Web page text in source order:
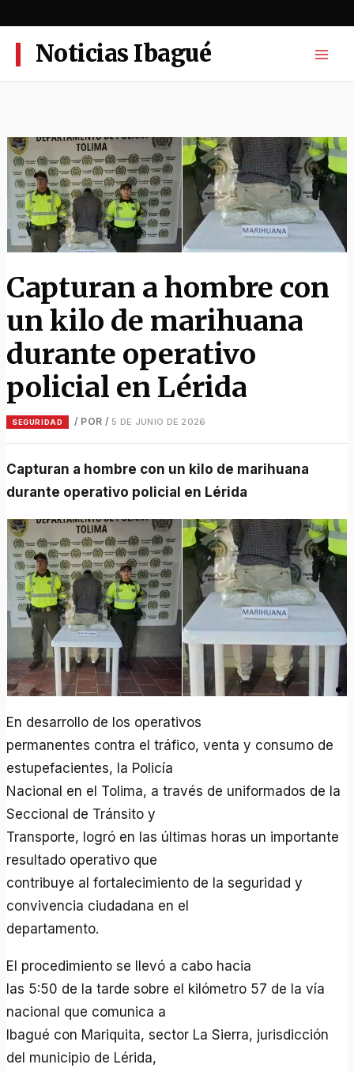
al
contenidoNoticias Ibagué
Capturan a hombre con
un kilo de marihuana
durante operativo
policial en Lérida
SEGURIDAD / POR /5 DE JUNIO DE 2026
Capturan a hombre con un kilo de marihuana
durante operativo policial en Lérida
En desarrollo de los operativos
permanentes contra el tráfico, venta y consumo de
estupefacientes, la Policía
Nacional en el Tolima, a través de uniformados de la
Seccional de Tránsito y
Transporte, logró en las últimas horas un importante
resultado operativo que
contribuye al fortalecimiento de la seguridad y
convivencia ciudadana en el
departamento.
El procedimiento se llevó a cabo hacia
las 5:50 de la tarde sobre el kilómetro 57 de la vía
nacional que comunica a
Ibagué con Mariquita, sector La Sierra, jurisdicción
del municipio de Lérida,